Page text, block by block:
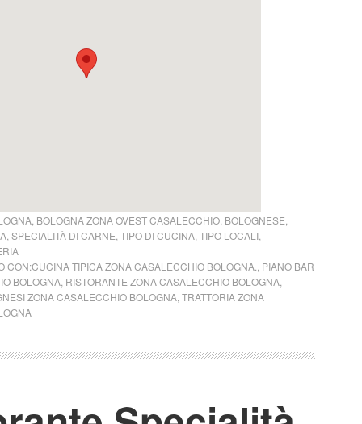
BOLOGNA ZONA OVEST CASALECCHIO BOLOGNESE
SPECIALITÀ DI CARNE TIPO DI CUCINA TIPO LOCALI
CON:CUCINA TIPICA ZONA CASALECCHIO BOLOGNA. PIANO BAR
BOLOGNA RISTORANTE ZONA CASALECCHIO BOLOGNA
ZONA CASALECCHIO BOLOGNA TRATTORIA ZONA